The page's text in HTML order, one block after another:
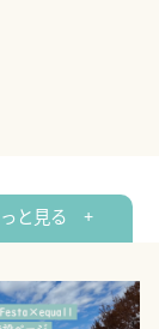
と見る +